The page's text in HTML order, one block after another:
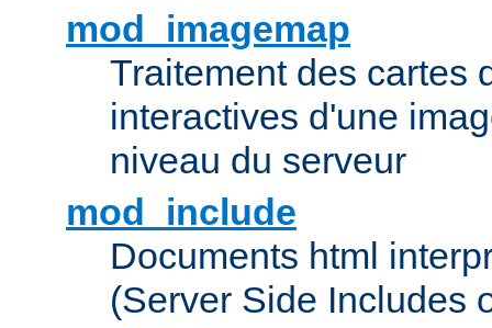
mod_imagemap
Traitement des cartes
interactives d'une
niveau du serveur
mod_include
Documents html
(Server Side Includes